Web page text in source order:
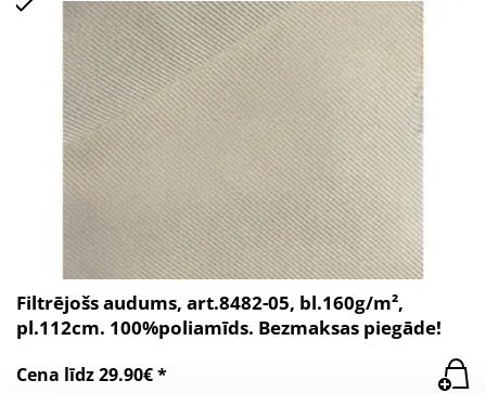
Filtrējošs audums, art.8482-05, bl.160g/m²,
pl.112cm. 100%poliamīds. Bezmaksas piegāde!
Cena līdz 29.90€ *